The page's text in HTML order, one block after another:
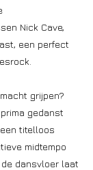
Nick Cave,
een perfect
grijpen?
gedanst
titelloos
midtempo
dansvloer laat